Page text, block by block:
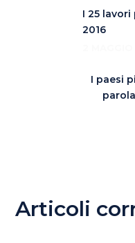
I 25
2016
I paesi
Articoli